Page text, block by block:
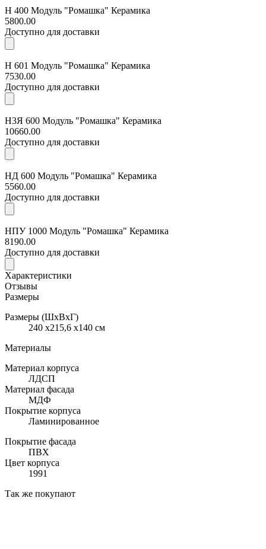
Н 400 Модуль "Ромашка" Керамика
5800.00
Доступно для доставки
Н 601 Модуль "Ромашка" Керамика
7530.00
Доступно для доставки
Н3Я 600 Модуль "Ромашка" Керамика
10660.00
Доступно для доставки
НД 600 Модуль "Ромашка" Керамика
5560.00
Доступно для доставки
НПУ 1000 Модуль "Ромашка" Керамика
8190.00
Доступно для доставки
Характеристики
Отзывы
Размеры
Размеры (ШхВхГ)
240 x215,6 x140 см
Материалы
Материал корпуса
ЛДСП
Материал фасада
МДФ
Покрытие корпуса
Ламинированное
Покрытие фасада
ПВХ
Цвет корпуса
1991
Так же покупают